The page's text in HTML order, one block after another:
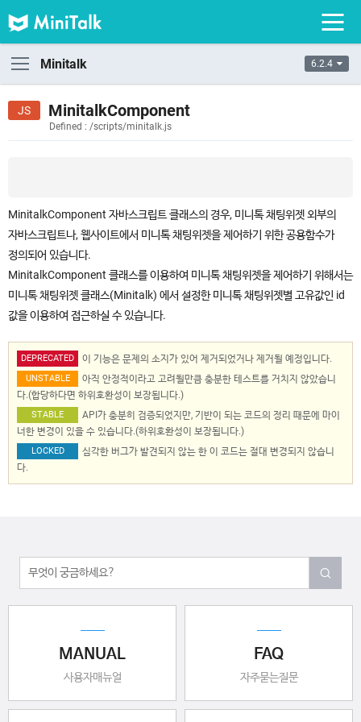
Minitalk 6.2.4
MinitalkComponent
Defined : /scripts/minitalk.js
MinitalkComponent 자바스크립트 클래스의 경우, 미니톡 채팅위젯 외부의
자바스크립트나, 웹사이트에서 미니톡 채팅위젯을 제어하기 위한 공용함수가
정의되어 있습니다.
MinitalkComponent 클래스를 이용하여 미니톡 채팅위젯을 제어하기 위해서는
미니톡 채팅위젯 클래스(Minitalk) 에서 설정한 미니톡 채팅위젯별 고유값인 id
값을 이용하여 접근하실 수 있습니다.
DEPRECATED 이 기능은 문제의 소지가 있어 제거되었거나 제거될 예정입니다.
UNSTABLE
아직 안정적이라고 고려될만큼 충분한 테스트를 거치지 않았습니
다.(합당하다면 하위호환성이 보장됩니다.)
STABLE
API가 충분히 검증되었지만, 기반이 되는 코드의 정리 때문에 마이
너한 변경이 있을 수 있습니다.(하위호환성이 보장됩니다.)
LOCKED
심각한 버그가 발견되지 않는 한 이 코드는 절대 변경되지 않습니
다.
MANUAL
사용자매뉴얼
FAQ
자주묻는질문